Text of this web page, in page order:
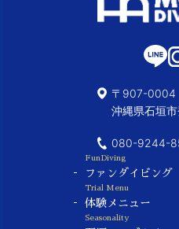
〒907-0004
沖縄県石垣
080-9244-
FunDiving
ファンダイビング
Trial Menu
体験メニュー
Seasonality